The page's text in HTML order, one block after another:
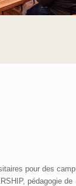
pour des
pédagogie de